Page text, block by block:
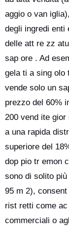
aggio o van
degli ingredi enti
delle att re zz
sap ore . Ad
gela ti a sing olo
vende solo un
prezzo del 60%
200 vend ite
a una rapida
superiore del
dop pio tr emon
sono di solito
95 m 2),
rist retti come
commerciali o